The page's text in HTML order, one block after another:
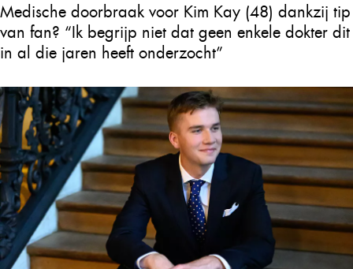
Medische doorbraak voor Kim Kay (48) dankzij tip
van fan? “Ik begrijp niet dat geen enkele dokter dit
in al die jaren heeft onderzocht”